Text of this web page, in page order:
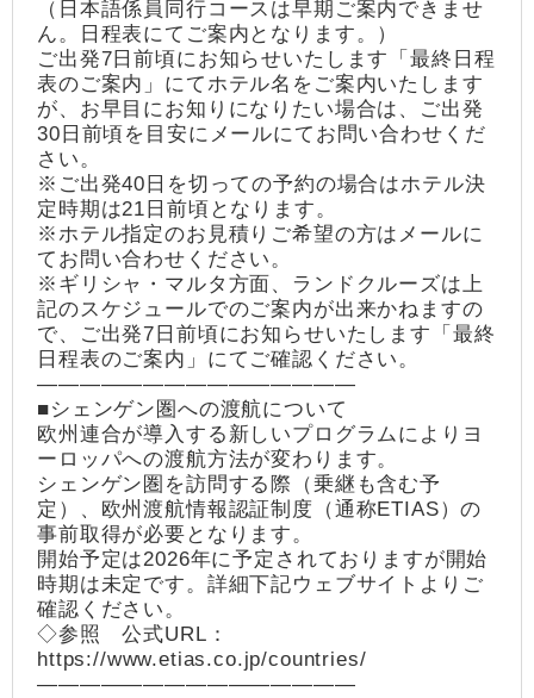
（日本語係員同行コースは早期ご案内できませ
ん。日程表にてご案内となります。）
ご出発7日前頃にお知らせいたします「最終日程
表のご案内」にてホテル名をご案内いたします
が、お早目にお知りになりたい場合は、ご出発
30日前頃を目安にメールにてお問い合わせくだ
さい。
※ご出発40日を切っての予約の場合はホテル決
定時期は21日前頃となります。
※ホテル指定のお見積りご希望の方はメールに
てお問い合わせください。
※ギリシャ・マルタ方面、ランドクルーズは上
記のスケジュールでのご案内が出来かねますの
で、ご出発7日前頃にお知らせいたします「最終
日程表のご案内」にてご確認ください。
―――――――――――――――
■シェンゲン圏への渡航について
欧州連合が導入する新しいプログラムによりヨ
ーロッパへの渡航方法が変わります。
シェンゲン圏を訪問する際（乗継も含む予
定）、欧州渡航情報認証制度（通称ETIAS）の
事前取得が必要となります。
開始予定は2026年に予定されておりますが開始
時期は未定です。詳細下記ウェブサイトよりご
確認ください。
◇参照 公式URL：
https://www.etias.co.jp/countries/
―――――――――――――――